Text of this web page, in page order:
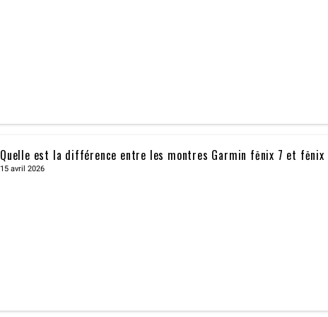
Quelle est la différence entre les montres Garmin fēnix 7 et fēnix
15 avril 2026